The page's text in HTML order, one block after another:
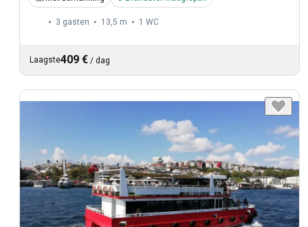
3 gasten 13,5 m 1 WC
Laagste409 € / dag